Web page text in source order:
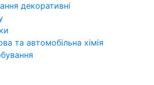
декоративні
та автомобільна хімія